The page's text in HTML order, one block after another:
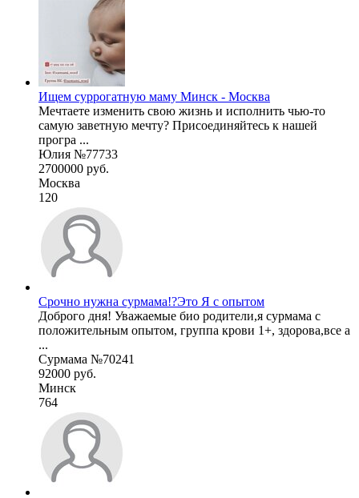
Ищем суррогатную маму Минск - Москва
Мечтаете изменить свою жизнь и исполнить чью-то
самую заветную мечту? Присоединяйтесь к нашей
програ ...
Юлия №77733
2700000 руб.
Москва
120
Срочно нужна сурмама!?Это Я с опытом
Доброго дня! Уважаемые био родители,я сурмама с
положительным опытом, группа крови 1+, здорова,все а
...
Сурмама №70241
92000 руб.
Минск
764